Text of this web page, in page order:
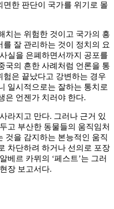
한 판단이 국가를 위기로 몰
치는 위험한 것이고 국가의 흥
잘 관리하는 것이 정치의 요
실을 은폐하면서까지 공포를
국의 흔한 사례처럼 언론을 통
은 끝났다고 강변하는 경우
일시적으로는 잘하는 통치로
은 언젠가 치러야 한다.
라지고 만다. 그러나 근거 있
고 부산한 동물들의 움직임처
것을 감지하는 본능적인 움직
차단하려 하거나 선의로 포장
베르 카뮈의 ‘페스트’는 그러
장 보고서다.